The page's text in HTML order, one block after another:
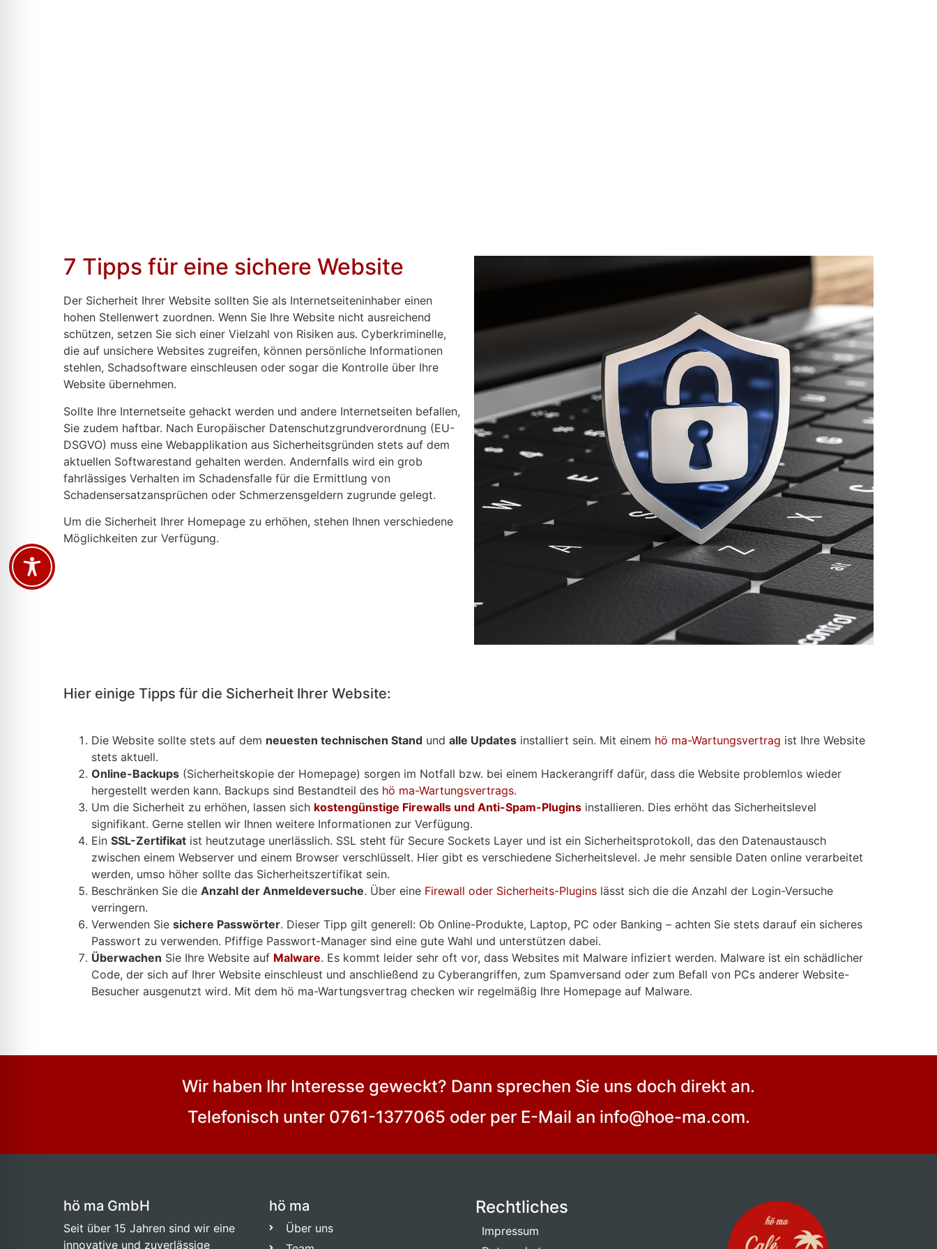
7 Tipps für eine sichere Website
Der Sicherheit Ihrer Website sollten Sie als Internetseiteninhaber einen
hohen Stellenwert zuordnen. Wenn Sie Ihre Website nicht ausreichend
schützen, setzen Sie sich einer Vielzahl von Risiken aus. Cyberkriminelle,
die auf unsichere Websites zugreifen, können persönliche Informationen
stehlen, Schadsoftware einschleusen oder sogar die Kontrolle über Ihre
Website übernehmen.
Sollte Ihre Internetseite gehackt werden und andere Internetseiten befallen,
Sie zudem haftbar. Nach Europäischer Datenschutzgrundverordnung (EU-
DSGVO) muss eine Webapplikation aus Sicherheitsgründen stets auf dem
aktuellen Softwarestand gehalten werden. Andernfalls wird ein grob
fahrlässiges Verhalten im Schadensfalle für die Ermittlung von
Schadensersatzansprüchen oder Schmerzensgeldern zugrunde gelegt.
Um die Sicherheit Ihrer Homepage zu erhöhen, stehen Ihnen verschiedene
Möglichkeiten zur Verfügung.
Hier einige Tipps für die Sicherheit Ihrer Website:
Die Website sollte stets auf dem neuesten technischen Standund alle Updatesinstalliert sein. Mit einem hö ma-Wartungsvertrag ist Ihre Website
stets aktuell.
Online-Backups(Sicherheitskopie der Homepage) sorgen im Notfall bzw. bei einem Hackerangriff dafür, dass die Website problemlos wieder
hergestellt werden kann. Backups sind Bestandteil deshö ma-Wartungsvertrags.
Um die Sicherheit zu erhöhen, lassen sich kostengünstige Firewalls und Anti-Spam-Pluginsinstallieren. Dies erhöht das Sicherheitslevel
signifikant. Gerne stellen wir Ihnen weitere Informationen zur Verfügung.
Ein SSL-Zertifikatist heutzutage unerlässlich. SSL steht für Secure Sockets Layer und ist ein Sicherheitsprotokoll, das den Datenaustausch
zwischen einem Webserver und einem Browser verschlüsselt. Hier gibt es verschiedene Sicherheitslevel. Je mehr sensible Daten online verarbeitet
werden, umso höher sollte das Sicherheitszertifikat sein.
Beschränken Sie die Anzahl der Anmeldeversuche. Über eine Firewall oder Sicherheits-Pluginslässt sich die die Anzahl der Login-Versuche
verringern.
Verwenden Sie sichere Passwörter. Dieser Tipp gilt generell: Ob Online-Produkte, Laptop, PC oder Banking – achten Sie stets darauf ein sicheres
Passwort zu verwenden. Pfiffige Passwort-Manager sind eine gute Wahl und unterstützen dabei.
Überwachen Sie Ihre Website auf Malware. Es kommt leider sehr oft vor, dass Websites mit Malware infiziert werden. Malware ist ein schädlicher
Code, der sich auf Ihrer Website einschleust und anschließend zu Cyberangriffen, zum Spamversand oder zum Befall von PCs anderer Website-
Besucher ausgenutzt wird. Mit dem hö ma-Wartungsvertrag checken wir regelmäßig Ihre Homepage auf Malware.
Wir haben Ihr Interesse geweckt? Dann sprechen Sie uns doch direkt an.
Telefonisch unter 0761-1377065 oder per E-Mail an info@hoe-ma.com.
hö ma GmbH
Seit über 15 Jahren sind wir eine
innovative und zuverlässige
hö ma
Über uns
Rechtliches
Impressum